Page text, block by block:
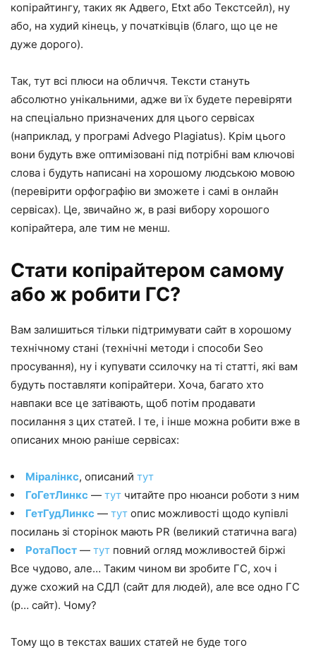
копірайтингу, таких як Адвего, Etxt або Текстсейл), ну
або, на худий кінець, у початківців (благо, що це не
дуже дорого).
Так, тут всі плюси на обличчя. Тексти стануть
абсолютно унікальними, адже ви їх будете перевіряти
на спеціально призначених для цього сервісах
(наприклад, у програмі Advego Plagiatus). Крім цього
вони будуть вже оптимізовані під потрібні вам ключові
слова і будуть написані на хорошому людською мовою
(перевірити орфографію ви зможете і самі в онлайн
сервісах). Це, звичайно ж, в разі вибору хорошого
копірайтера, але тим не менш.
Стати копірайтером самому
або ж робити ГС?
Вам залишиться тільки підтримувати сайт в хорошому
технічному стані (технічні методи і способи Seo
просування), ну і купувати ссилочку на ті статті, які вам
будуть поставляти копірайтери. Хоча, багато хто
навпаки все це затівають, щоб потім продавати
посилання з цих статей. І те, і інше можна робити вже в
описаних мною раніше сервісах:
Міралінкс, описаний тут
ГоГетЛинкс — тут читайте про нюанси роботи з ним
ГетГудЛинкс — тут опис можливості щодо купівлі
посилань зі сторінок мають PR (великий статична вага)
РотаПост — тут повний огляд можливостей біржі
Все чудово, але… Таким чином ви зробите ГС, хоч і
дуже схожий на СДЛ (сайт для людей), але все одно ГС
(р… сайт). Чому?
Тому що в текстах ваших статей не буде того